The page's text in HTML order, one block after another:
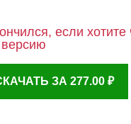
если
версию
ЗА 277.00 ₽